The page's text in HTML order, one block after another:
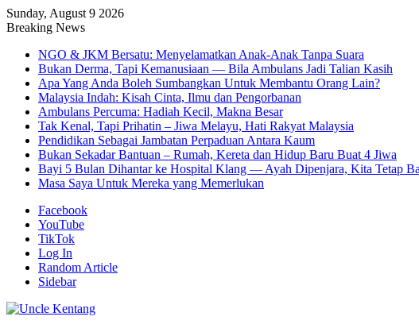
Sunday, August 9 2026
Breaking News
NGO & JKM Bersatu: Menyelamatkan Anak-Anak Tanpa Suara
Bukan Derma, Tapi Kemanusiaan — Bila Ambulans Jadi Talian Kasih
Apa Yang Anda Boleh Sumbangkan Untuk Membantu Orang Lain?
Malaysia Indah: Kisah Cinta, Ilmu dan Pengorbanan
Ambulans Percuma: Hadiah Kecil, Makna Besar
Tak Kenal, Tapi Prihatin – Jiwa Melayu, Hati Rakyat Malaysia
Pendidikan Sebagai Jambatan Perpaduan Antara Kaum
Bukan Sekadar Bantuan – Rumah, Kereta dan Hidup Baru Buat 4 Jiwa
Bayi 5 Bulan Dihantar ke Hospital Klang — Ayah Dipenjara, Kita Tetap
Masa Saya Untuk Mereka yang Memerlukan
Facebook
YouTube
TikTok
Log In
Random Article
Sidebar